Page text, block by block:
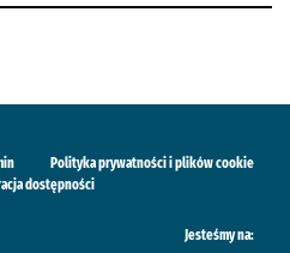
Polityka prywatności i plików cookie
dostępności
Jesteśmy na: